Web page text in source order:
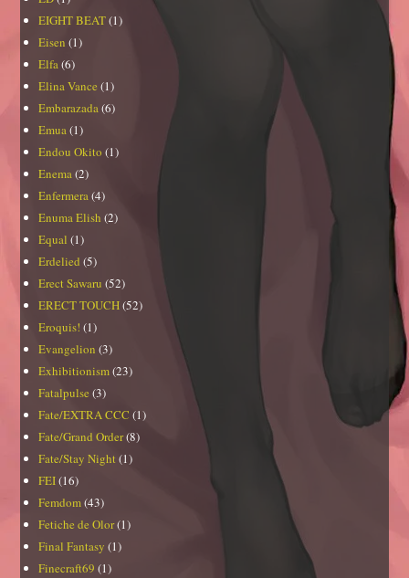
EIGHT BEAT(1)
Eisen (1)
Elfa(6)
Elina Vance (1)
Embarazada(6)
Emua(1)
Endou Okito (1)
Enema(2)
Enfermera(4)
Enuma Elish (2)
Equal (1)
Erdelied (5)
Erect Sawaru (52)
ERECT TOUCH(52)
Eroquis! (1)
Evangelion (3)
Exhibitionism(23)
Fatalpulse (3)
Fate/EXTRA CCC (1)
Fate/Grand Order(8)
Fate/Stay Night(1)
FEI(16)
Femdom(43)
Fetiche de Olor(1)
Final Fantasy (1)
Finecraft69 (1)